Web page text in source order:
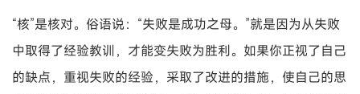
“核”是核对。俗语说：“失败是成功之母。”就是因为从失败
中取得了经验教训，才能变失败为胜利。如果你正视了自己
的缺点，重视失败的经验，采取了改进的措施，使自己的思